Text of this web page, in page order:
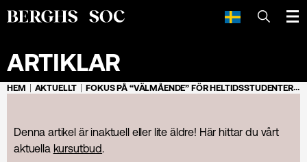
SÖK
ARTIKLAR
HEM AKTUELLT FOKUS PÅ “VÄLMÅENDE” FÖR HELTIDSSTUDENTERNA I KURSEN EXPLORE SUSTAINABILITY
Denna artikel är inaktuell eller lite äldre! Här hittar du vårt
aktuella kursutbud.